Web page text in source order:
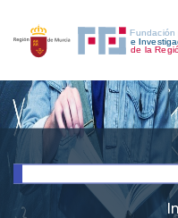
INICIO